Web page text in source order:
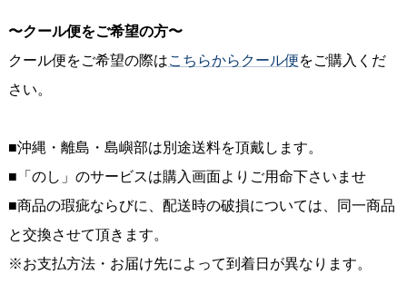
〜クール便をご希望の方〜
クール便をご希望の際はこちらからクール便をご購入くだ
さい。
■沖縄・離島・島嶼部は別途送料を頂戴します。
■「のし」のサービスは購入画面よりご用命下さいませ
■商品の瑕疵ならびに、配送時の破損については、同一商品
と交換させて頂きます。
※お支払方法・お届け先によって到着日が異なります。